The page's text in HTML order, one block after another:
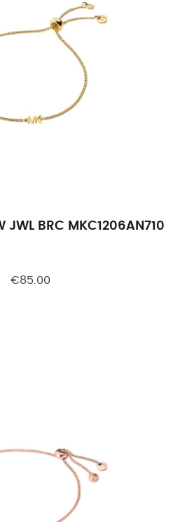
JWL BRC MKC1206AN710
€85.00